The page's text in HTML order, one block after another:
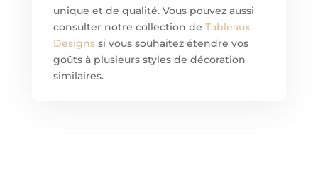
unique et de qualité. Vous pouvez aussi
consulter notre collection de Tableaux
Designssi vous souhaitez étendre vos
goûts à plusieurs styles de décoration
similaires.